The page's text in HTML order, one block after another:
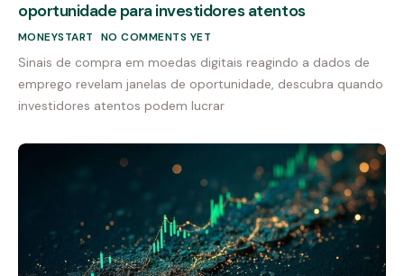
oportunidade para investidores atentos
MONEYSTART NO COMMENTS YET
Sinais de compra em moedas digitais reagindo a dados de
emprego revelam janelas de oportunidade, descubra quando
investidores atentos podem lucrar